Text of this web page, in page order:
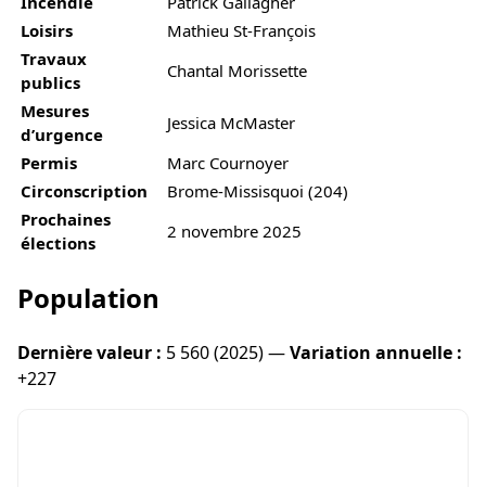
Loisirs
Mathieu St-François
Travaux
publics
Chantal Morissette
Mesures
d’urgence
Jessica McMaster
Permis
Marc Cournoyer
Circonscription
Brome-Missisquoi (204)
Prochaines
élections
2 novembre 2025
Population
Dernière valeur : 5 560 (2025) —Variation annuelle :
+227